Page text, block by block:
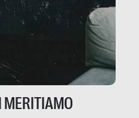
MERITIAMO